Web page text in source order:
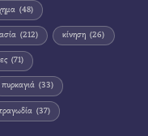
(48)
(212) κίνηση (26)
(71)
πυρκαγιά (33)
(37)